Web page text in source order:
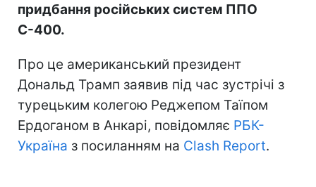
придбання російських систем ППО
С-400.
Про це американський президент
Дональд Трамп заявив під час зустрічі з
турецьким колегою Реджепом Таїпом
Ердоганом в Анкарі, повідомляє РБК-
Україна з посиланням на Clash Report.